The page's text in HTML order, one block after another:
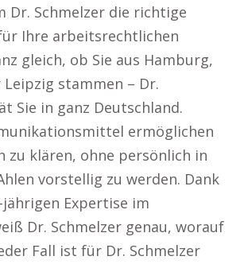
Dr. Schmelzer die richtige
Ihre arbeitsrechtlichen
gleich, ob Sie aus Hamburg,
stammen – Dr.
Sie in ganz Deutschland.
ermöglichen
zu klären, ohne persönlich in
vorstellig zu werden. Dank
Expertise im
Dr. Schmelzer genau, worauf
Fall ist für Dr. Schmelzer